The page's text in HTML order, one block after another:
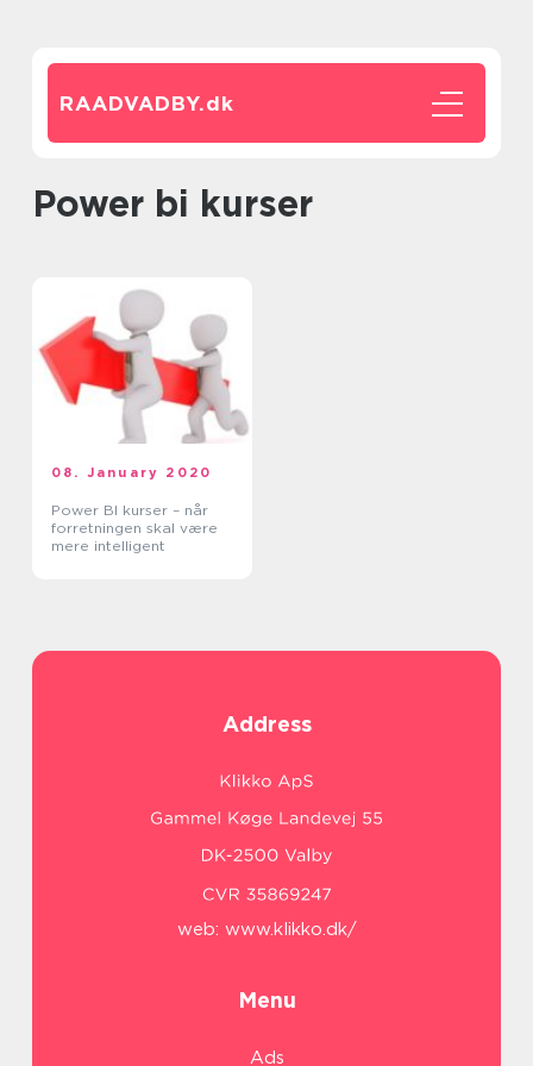
RAADVADBY.dk
power bi kurser
08. January 2020
Power BI kurser – når
forretningen skal være
mere intelligent
Address
web: www.klikko.dk/
Menu
Ads